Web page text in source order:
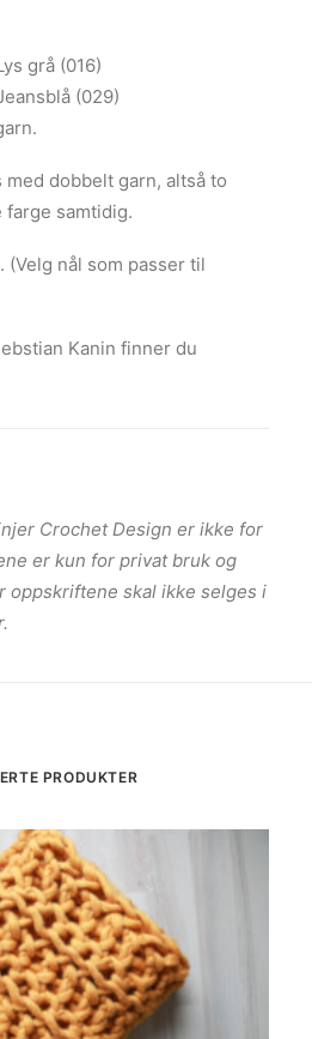
grå (016)
(029)
dobbelt garn, altså to
farge samtidig.
(Velg nål som passer til
Kanin finner du
Crochet Design er ikke for
er kun for privat bruk og
oppskriftene skal ikke selges i
PRODUKTER